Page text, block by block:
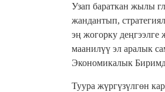
Узап бараткан жылы
жандантып,
эң жогорку
маанилүү эл аралык
Экономикалык
Туура жүргүзүлгөн